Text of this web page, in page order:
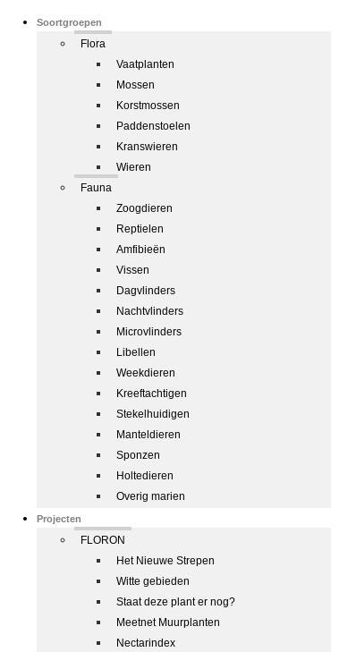
Soortgroepen
Flora
Vaatplanten
Mossen
Korstmossen
Paddenstoelen
Kranswieren
Wieren
Fauna
Zoogdieren
Reptielen
Amfibieën
Vissen
Dagvlinders
Nachtvlinders
Microvlinders
Libellen
Weekdieren
Kreeftachtigen
Stekelhuidigen
Manteldieren
Sponzen
Holtedieren
Overig marien
Projecten
FLORON
Het Nieuwe Strepen
Witte gebieden
Staat deze plant er nog?
Meetnet Muurplanten
Nectarindex